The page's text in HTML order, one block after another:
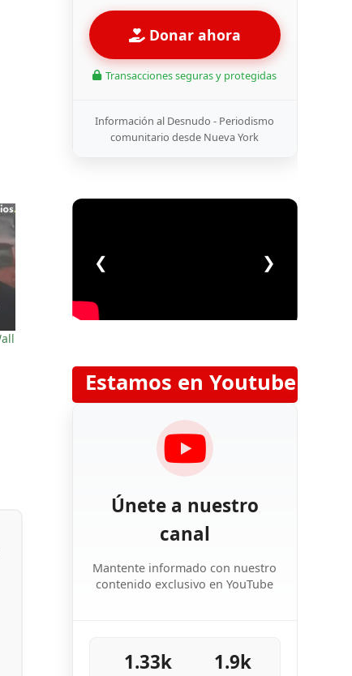
Donar ahora
Transacciones seguras y protegidas
Información al Desnudo - Periodismo
comunitario desde Nueva York
❮ ❯
Estamos en Youtube
Únete a nuestro
canal
Mantente informado con nuestro
contenido exclusivo en YouTube
1.33k 1.9k